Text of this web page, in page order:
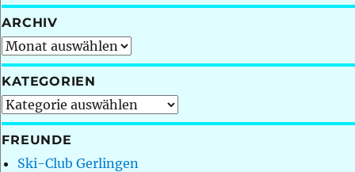
ARCHIV
Archiv
KATEGORIEN
Kategorien
FREUNDE
Ski-Club Gerlingen